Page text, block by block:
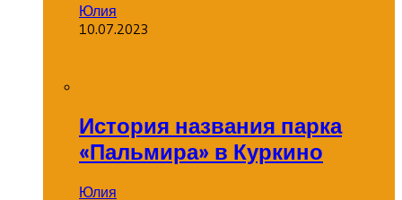
Юлия
10.07.2023
История названия парка
«Пальмира» в Куркино
Юлия